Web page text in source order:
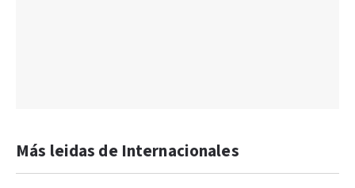
Más leidas de Internacionales